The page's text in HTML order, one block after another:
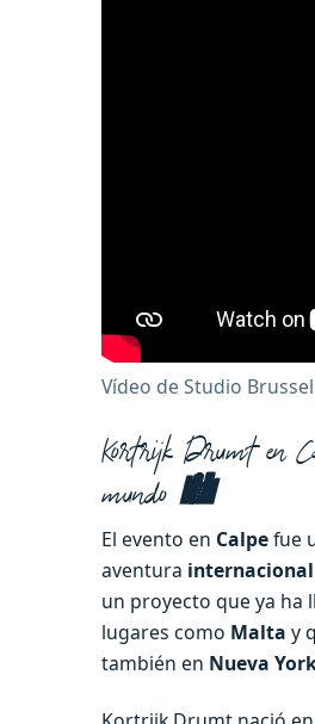
Vídeo de Studio Brussel
Kortrijk Drumt en
mundo 🏙️
El evento en Calpefue
aventura internacional
un proyecto que ya ha
lugares como Malta y
también en Nueva